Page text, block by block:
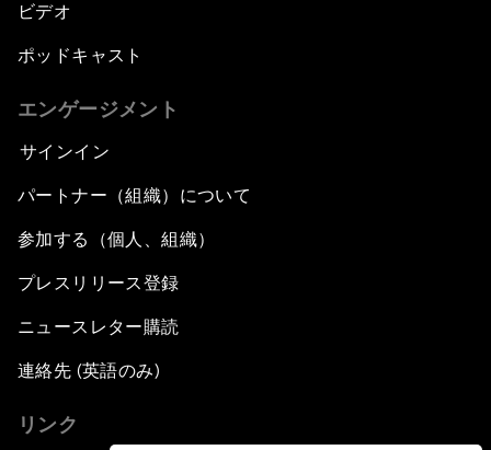
ビデオ
ポッドキャスト
エンゲージメント
サインイン
パートナー（組織）について
参加する（個人、組織）
プレスリリース登録
ニュースレター購読
連絡先 (英語のみ)
リンク